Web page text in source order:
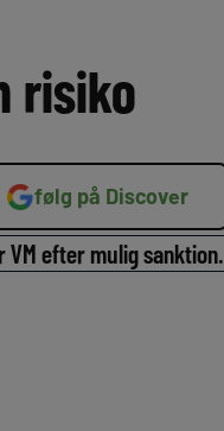
risiko
følg på Discover
efter mulig sanktion.